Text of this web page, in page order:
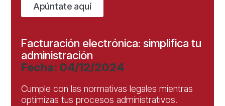
Apúntate aquí
Facturación electrónica: simplifica tu
administración
Fecha: 04/12/2024
Cumple con las normativas legales mientras
optimizas tus procesos administrativos.